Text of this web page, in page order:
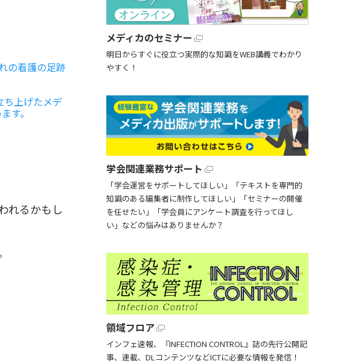
の看護の足跡
ち上げたメデ
す。
れるかもし
メディカのセミナー
明日からすぐに役立つ実際的な知識をWEB講義でわかり
やすく！
学会関連業務サポート
「学会運営をサポートしてほしい」「テキストを専門的
知識のある編集者に制作してほしい」「セミナーの開催
を任せたい」「学会員にアンケート調査を行ってほし
い」などの悩みはありませんか？
領域フロア
インフェ速報、『INFECTION CONTROL』誌の先行公開記
事、連載、DLコンテンツなどICTに必要な情報を発信！